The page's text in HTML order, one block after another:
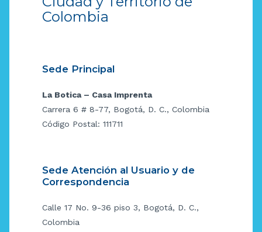
Colombia
Sede Principal
La Botica – Casa Imprenta
Carrera 6 # 8-77, Bogotá, D. C., Colombia
Código Postal: 111711
Sede Atención al Usuario y de
Correspondencia
Calle 17 No. 9-36 piso 3, Bogotá, D. C.,
Colombia